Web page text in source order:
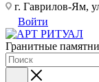
г. Гаврилов-Ям,
Войти
Гранитные